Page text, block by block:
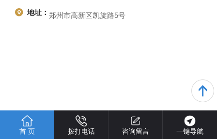
地址： 郑州市高新区凯旋路5号
首 页 拨打电话 咨询留言 一键导航